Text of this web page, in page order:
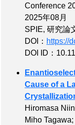
Conference
2025年08月
SPIE, 研究論
DOI： https://
DOI ID：
Cause of a
Hiromasa
Miho